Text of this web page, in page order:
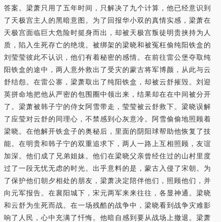
答案。梁萧只用了五年时间，只解决了九个计算，他已经意识到
了天极宫主人的黑暗意图。为了回报华小双的真情实感，梁萧在
天极宫面临巨大危险时挺身而出，却被天极宫叛徒明贵挟持为人
质，陷入生死存亡的绝境。被绑架的梁晓和被冤枉偷纯阳铁盒的
刘莹莹彼此不认识，他们有着秘密的感情。在前往雷公堡夺取纯
阳铁盒的途中，两人意外救出了受灾的蒙古将军博颜，从此与云
舒结怨。在雷公寨，梁萧取出了纯阳铁盒，却被云舒摧毁。刘迎
英拼命地把他从严密的包围圈中领出来，结果却在在中间被分开
了。梁萧被韩子宁的侍女阿雪带走，莹莹被云舒救下。梁晓误解
了应莹对云舒的同理心，不禁感到心灰意冷。阿雪偷偷地照顾着
梁晓。在他解开铁盒子的奥秘后，里面的阴阳球帮助他恢复了技
能。在明贵和韩子宁的双重追求下，两人一路上互相照顾，友谊
加深。他们成了兄弟姐妹。他们在梁晓父亲曾经住过的山村里度
过了一段无忧无虑的时光。出乎意料的是，蒙古入侵了宋朝。为
了保护他们朝夕相处的朋友，梁萧决定陪伴他们，照顾他们，并
向元军报告。在襄阳城下，宋元两军来来往往，各显神通。梁晓
和云舒为生死而战。在一场残酷的战争中，梁晓看到战争灾难影
响了人民，心中充满了忏悔。他暗自感到要从战场上撤退。梁萧